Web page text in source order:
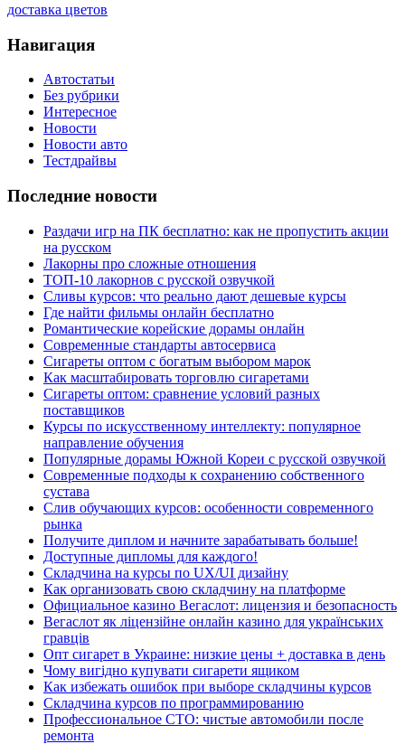
доставка цветов
Навигация
Автостатьи
Без рубрики
Интересное
Новости
Новости авто
Тестдрайвы
Последние новости
Раздачи игр на ПК бесплатно: как не пропустить акции
на русском
Лакорны про сложные отношения
ТОП-10 лакорнов с русской озвучкой
Сливы курсов: что реально дают дешевые курсы
Где найти фильмы онлайн бесплатно
Романтические корейские дорамы онлайн
Современные стандарты автосервиса
Сигареты оптом с богатым выбором марок
Как масштабировать торговлю сигаретами
Сигареты оптом: сравнение условий разных
поставщиков
Курсы по искусственному интеллекту: популярное
направление обучения
Популярные дорамы Южной Кореи с русской озвучкой
Современные подходы к сохранению собственного
сустава
Слив обучающих курсов: особенности современного
рынка
Получите диплом и начните зарабатывать больше!
Доступные дипломы для каждого!
Складчина на курсы по UX/UI дизайну
Как организовать свою складчину на платформе
Официальное казино Вегаслот: лицензия и безопасность
Вегаслот як ліцензійне онлайн казино для українських
гравців
Опт сигарет в Украине: низкие цены + доставка в день
Чому вигідно купувати сигарети ящиком
Как избежать ошибок при выборе складчины курсов
Складчина курсов по программированию
Профессиональное СТО: чистые автомобили после
ремонта